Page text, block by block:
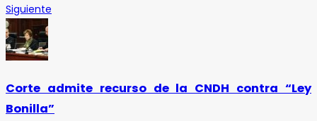
Siguiente
Corte admite recurso de la CNDH contra “Ley
Bonilla”